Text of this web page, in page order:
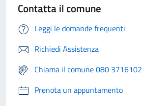
Contatta il comune
Leggi le domande frequenti
Richiedi Assistenza
Chiama il comune 080 3716102
Prenota un appuntamento